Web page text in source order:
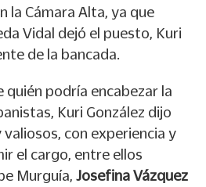
la Cámara Alta, ya que
Vidal dejó el puesto, Kuri
de la bancada.
quién podría encabezar la
Kuri González dijo
con experiencia y
el cargo, entre ellos
Murguía, Josefina Vázquez